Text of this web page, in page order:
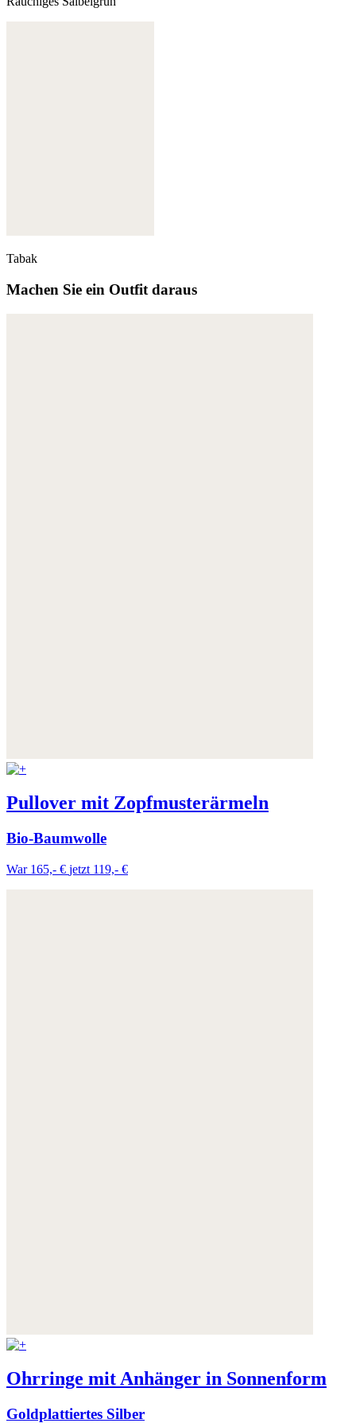
Tabak
Machen Sie ein Outfit daraus
Pullover mit Zopfmusterärmeln
Bio-Baumwolle
War 165,- € jetzt 119,- €
Ohrringe mit Anhänger in Sonnenform
Goldplattiertes Silber